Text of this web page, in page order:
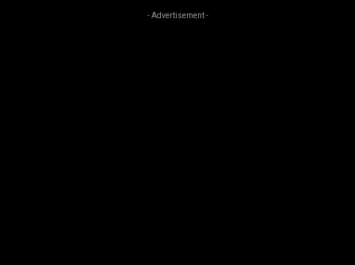
- Advertisement -